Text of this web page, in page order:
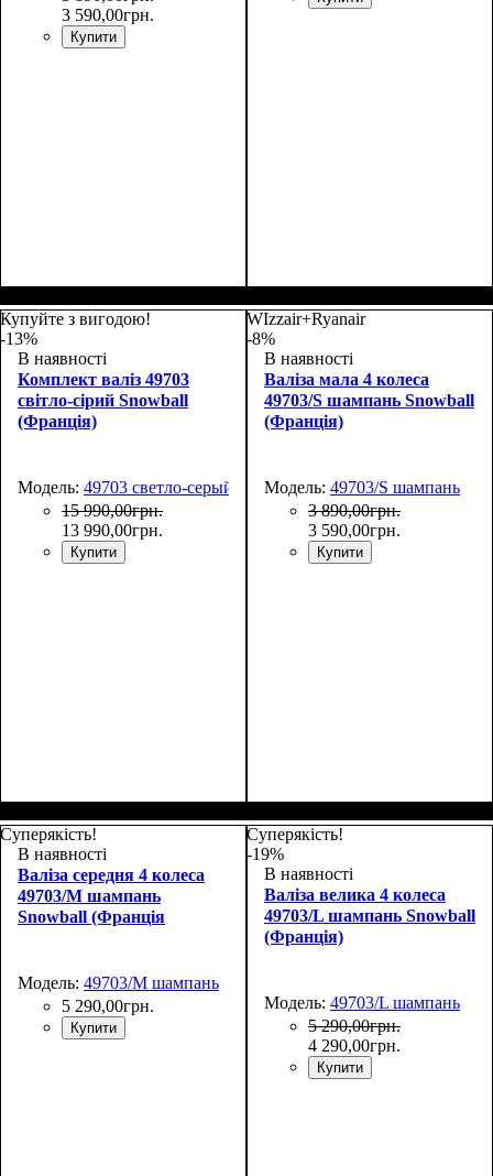
3 590,00грн.
Купити
55х39х20+5
76х51х30+5
Купуйте з вигодою!
-13%
В наявності
Комплект валіз 49703
світло-сірий Snowball
(Франція)
Модель: 49703 светло-серый
15 990,00грн.
13 990,00грн.
Купити
WIzzair+Ryanair
-8%
В наявності
Валіза мала 4 колеса
49703/S шампань Snowball
(Франція)
Модель: 49703/S шампань
3 890,00грн.
3 590,00грн.
Купити
55х39х20+5
Суперякість!
В наявності
Валіза середня 4 колеса
49703/M шампань
Snowball (Франція
Модель: 49703/M шампань
5 290,00грн.
Купити
Суперякість!
-19%
В наявності
Валіза велика 4 колеса
49703/L шампань Snowball
(Франція)
Модель: 49703/L шампань
5 290,00грн.
4 290,00грн.
Купити